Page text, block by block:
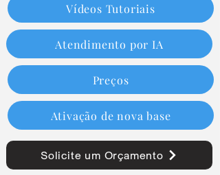
Vídeos Tutoriais
Atendimento por IA
Preços
Ativação de nova base
Solicite um Orçamento